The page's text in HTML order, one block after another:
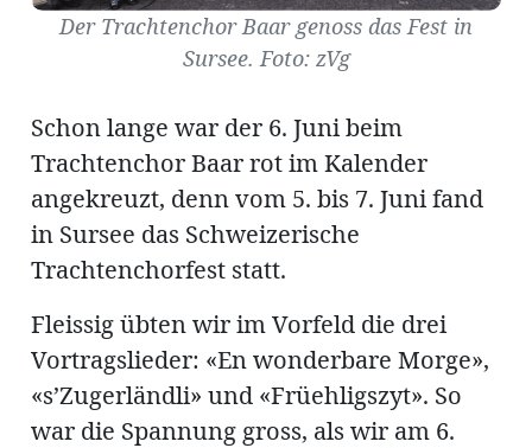
Mitteilungen
Baustellen
Der Trachtenchor Baar genoss das Fest in
Sursee. Foto: zVg
Schon lange war der 6. Juni beim
Trachtenchor Baar rot im Kalender
angekreuzt, denn vom 5. bis 7. Juni fand
in Sursee das Schweizerische
Trachtenchorfest statt.
Fleissig übten wir im Vorfeld die drei
Vortragslieder: «En wonderbare Morge»,
«s’Zugerländli» und «Früehligszyt». So
war die Spannung gross, als wir am 6.